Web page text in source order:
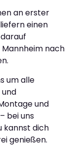
an erster
einen
Mannheim nach
um alle
und
bei uns
kannst dich
genießen.